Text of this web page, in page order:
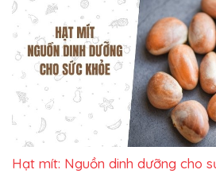
Hạt mít: Nguồn dinh dưỡng cho